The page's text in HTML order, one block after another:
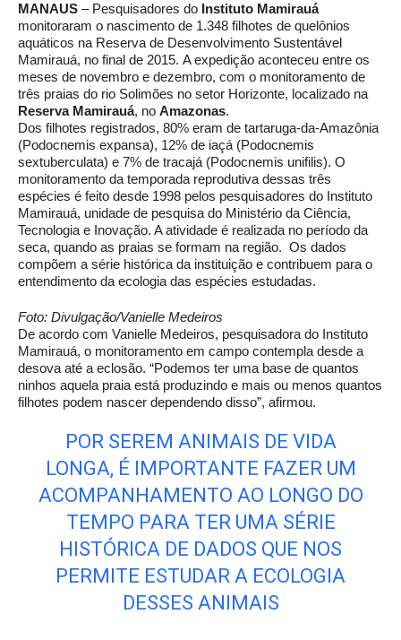
MANAUS – Pesquisadores do Instituto Mamirauá
monitoraram o nascimento de 1.348 filhotes de quelônios
aquáticos na Reserva de Desenvolvimento Sustentável
Mamirauá, no final de 2015. A expedição aconteceu entre os
meses de novembro e dezembro, com o monitoramento de
três praias do rio Solimões no setor Horizonte, localizado na
Reserva Mamirauá, no Amazonas.
Dos filhotes registrados, 80% eram de tartaruga-da-Amazônia
(Podocnemis expansa), 12% de iaçá (Podocnemis
sextuberculata) e 7% de tracajá (Podocnemis unifilis). O
monitoramento da temporada reprodutiva dessas três
espécies é feito desde 1998 pelos pesquisadores do Instituto
Mamirauá, unidade de pesquisa do Ministério da Ciência,
Tecnologia e Inovação. A atividade é realizada no período da
seca, quando as praias se formam na região. Os dados
compõem a série histórica da instituição e contribuem para o
entendimento da ecologia das espécies estudadas.
Foto: Divulgação/Vanielle Medeiros
De acordo com Vanielle Medeiros, pesquisadora do Instituto
Mamirauá, o monitoramento em campo contempla desde a
desova até a eclosão. “Podemos ter uma base de quantos
ninhos aquela praia está produzindo e mais ou menos quantos
filhotes podem nascer dependendo disso”, afirmou.
POR SEREM ANIMAIS DE VIDA
LONGA, É IMPORTANTE FAZER UM
ACOMPANHAMENTO AO LONGO DO
TEMPO PARA TER UMA SÉRIE
HISTÓRICA DE DADOS QUE NOS
PERMITE ESTUDAR A ECOLOGIA
DESSES ANIMAIS